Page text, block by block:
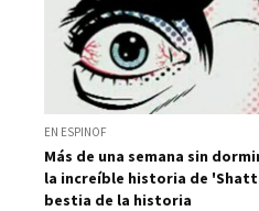
EN ESPINOF
Más de una semana sin
la increíble historia de
bestia de la historia